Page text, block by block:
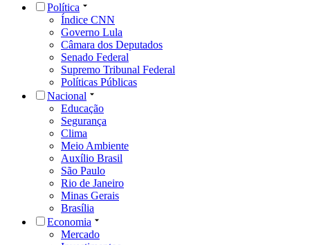
Política
Índice CNN
Governo Lula
Câmara dos Deputados
Senado Federal
Supremo Tribunal Federal
Políticas Públicas
Nacional
Educação
Segurança
Clima
Meio Ambiente
Auxílio Brasil
São Paulo
Rio de Janeiro
Minas Gerais
Brasília
Economia
Mercado